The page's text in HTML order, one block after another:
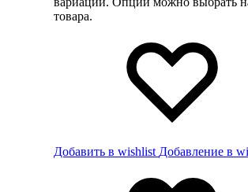
товара.
Добавить в wishlist Добавление в